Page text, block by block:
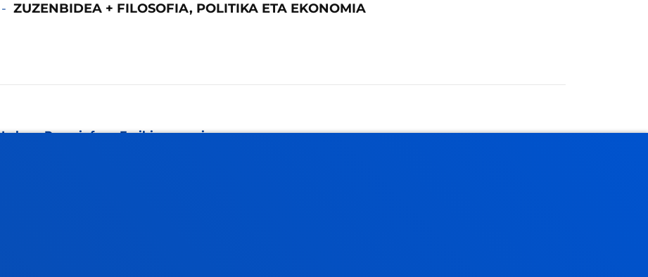
ZUZENBIDEA + FILOSOFIA, POLITIKA ETA EKONOMIA
Lekua: Paraninfoa - Eraikin nagusia.